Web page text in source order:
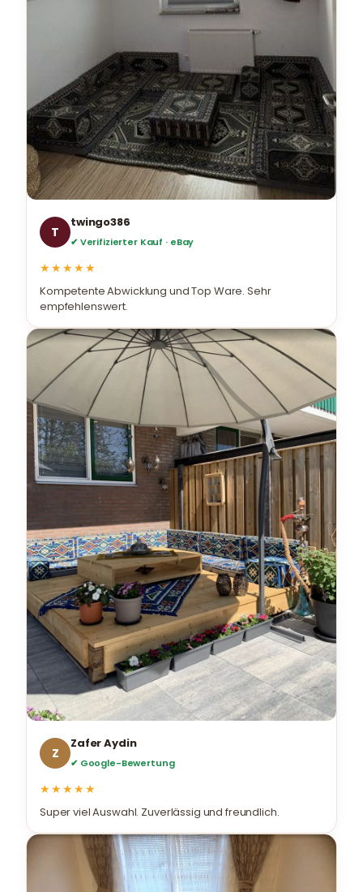
T
twingo386
✔ Verifizierter Kauf · eBay
★★★★★
Kompetente Abwicklung und Top Ware. Sehr
empfehlenswert.
Z
Zafer Aydin
✔ Google-Bewertung
★★★★★
Super viel Auswahl. Zuverlässig und freundlich.